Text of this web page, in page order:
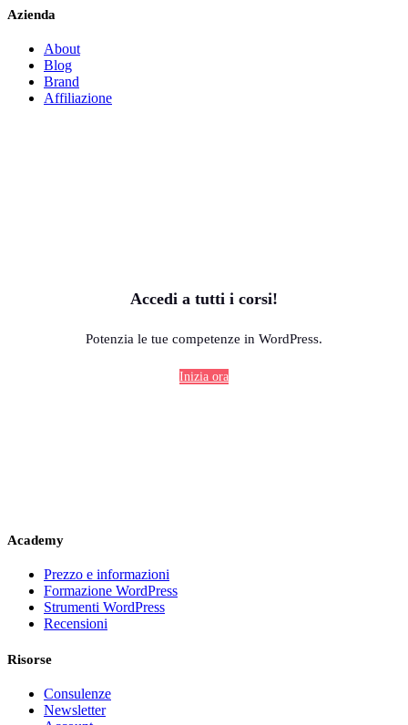
Azienda
About
Blog
Brand
Affiliazione
Accedi a tutti i corsi!
Potenzia le tue competenze in WordPress.
Inizia ora
Academy
Prezzo e informazioni
Formazione WordPress
Strumenti WordPress
Recensioni
Risorse
Consulenze
Newsletter